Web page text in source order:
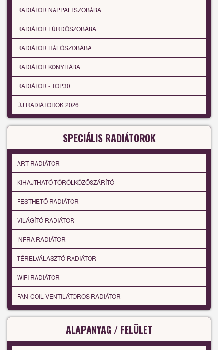
RADIÁTOR NAPPALI SZOBÁBA
RADIÁTOR FÜRDŐSZOBÁBA
RADIÁTOR HÁLÓSZOBÁBA
RADIÁTOR KONYHÁBA
RADIÁTOR - TOP30
ÚJ RADIÁTOROK 2026
SPECIÁLIS RADIÁTOROK
ART RADIÁTOR
KIHAJTHATÓ TÖRÖLKÖZŐSZÁRÍTÓ
FESTHETŐ RADIÁTOR
VILÁGÍTÓ RADIÁTOR
INFRA RADIÁTOR
TÉRELVÁLASZTÓ RADIÁTOR
WIFI RADIÁTOR
FAN-COIL VENTILÁTOROS RADIÁTOR
ALAPANYAG / FELÜLET